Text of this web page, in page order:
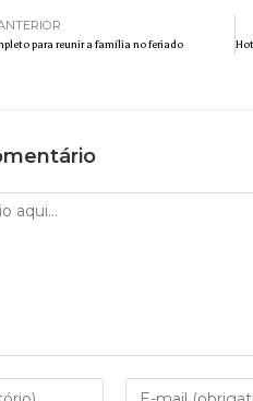
para reunir a família no feriado